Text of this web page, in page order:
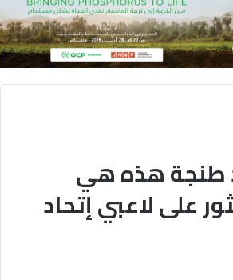
طنجة هذه هي
على لاعبي إتحاد